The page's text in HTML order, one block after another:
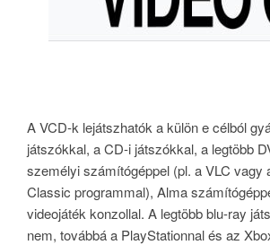
A VCD-k lejátszhatók a külön e célból
játszókkal, a CD-i játszókkal, a legtöbb
személyi számítógéppel (pl. a VLC vagy
Classic programmal), Alma
videojáték konzollal. A legtöbb blu-ray
nem, továbbá a PlayStationnal és az